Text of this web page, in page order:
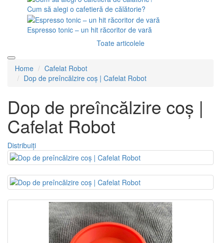
Cum să alegi o cafetieră de călătorie?
Espresso tonic – un hit răcoritor de vară
Toate articolele
Home
Cafelat Robot
Dop de preîncălzire coș | Cafelat Robot
Dop de preîncălzire coș |
Cafelat Robot
Distribuiți